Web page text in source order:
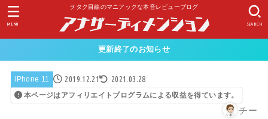
ヲタク目線のマニアックな本音レビューブログ
SEARCH
MENU
更新終了のお知らせ
iPhone 11 2019.12.21 2021.03.28
本ページはアフィリエイトプログラムによる収益を得ています。
チー